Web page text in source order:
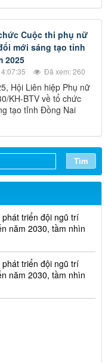
Cuộc thi phụ nữ
mới sáng tạo tỉnh
2025
Đã xem: 260
Hội Liên hiệp Phụ nữ
KH-BTV về tổ chức
tạo tỉnh Đồng Nai
Tìm
chủ trì thực hiện
phố sử dụng ngân
(đợt 1) lần 3
Tuyển chọn tổ chức và
và công nghệ thực
triển đội ngũ trí
năm 2030, tầm nhìn
triển đội ngũ trí
năm 2030, tầm nhìn